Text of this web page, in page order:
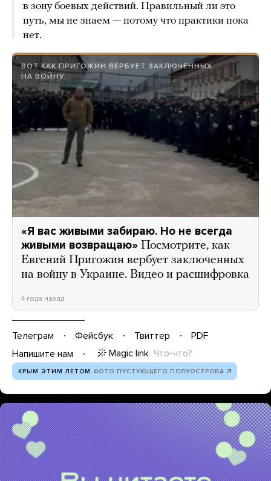
в зону боевых действий. Правильный ли это
путь, мы не знаем — потому что практики пока
нет.
ВОТ КАК ПРИГОЖИН ВЕРБУЕТ ЗАКЛЮЧЕННЫХ
НА ВОЙНУ
«Я вас живыми забираю. Но не всегда
живыми возвращаю» Посмотрите, как
Евгений Пригожин вербует заключенных
на войну в Украине. Видео и расшифровка
4 года назад
Телеграм Фейсбук Твиттер
PDF
Напишите нам
Magic link Что-что?
КРЫМ ЭТИМ ЛЕТОМ ФОТО ПУСТУЮЩЕГО ПОЛУОСТРОВА